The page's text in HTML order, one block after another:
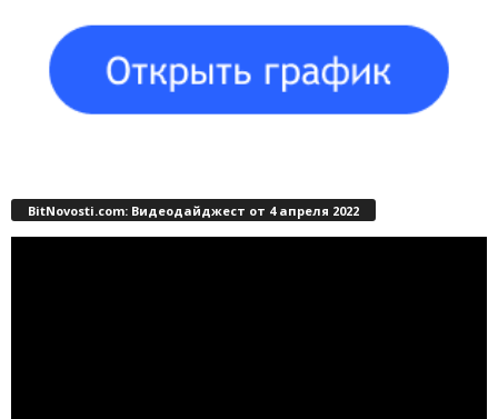
BitNovosti.com: Видеодайджест от 4 апреля 2022